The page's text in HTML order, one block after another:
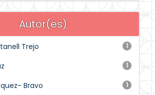
Autor(es)
1
Trejo
1
1
Bravo